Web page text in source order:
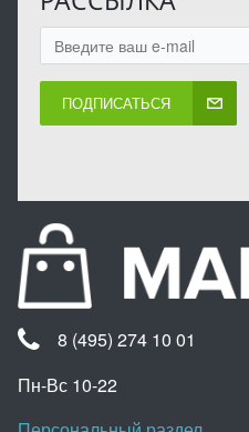
ПОДПИСАТЬСЯ
8 (495) 274 10 01
Пн-Вс 10-22